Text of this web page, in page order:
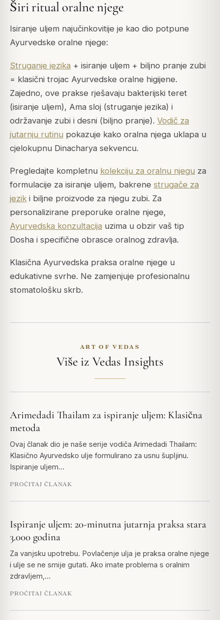
Širi ritual oralne njege
Isiranje uljem najučinkovitije je kao dio potpune
Ayurvedske oralne njege:
Struganje jezika + isiranje uljem + biljno pranje zubi
= klasični trojac Ayurvedske oralne higijene.
Zajedno, ove prakse rješavaju bakterijski teret
(isiranje uljem), Ama sloj (struganje jezika) i
održavanje zubi i desni (biljno pranje). Vodič za
jutarnju rutinu pokazuje kako oralna njega uklapa u
cjelokupnu Dinacharya sekvencu.
Pregledajte kompletnu kolekciju za oralnu njegu za
formulacije za isiranje uljem, bakrene strugače za
jezik i biljne proizvode za njegu zubi. Za
personalizirane preporuke oralne njege,
Ayurvedska konzultacija uzima u obzir vaš tip
Dosha i specifične obrasce oralnog zdravlja.
Klasična Ayurvedska praksa oralne njege u
edukativne svrhe. Ne zamjenjuje profesionalnu
stomatološku skrb.
ART OF VEDAS
Više iz Vedas Insights
Arimedadi Thailam za ispiranje uljem: Klasična
metoda
Ovaj članak dio je naše serije vodiča Arimedadi Thailam:
Klasično Ayurvedsko ulje formulirano za usnu šupljinu.
Ispiranje uljem…
PROČITAJ ČLANAK
Ispiranje uljem: 20-minutna jutarnja praksa stara
3.000 godina
Za vanjsku upotrebu. Povlačenje ulja je praksa oralne njege
i ulje se ne smije gutati. Ako imate problema s oralnim
zdravljem,…
PROČITAJ ČLANAK